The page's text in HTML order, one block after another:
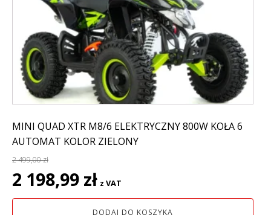
MINI QUAD XTR M8/6 ELEKTRYCZNY 800W KOŁA 6
AUTOMAT KOLOR ZIELONY
2 499,00zł
Pierwotna
cena
wynosiła:
2 198,99 zł cena
wynosi:
z VAT
DODAJ DO KOSZYKA